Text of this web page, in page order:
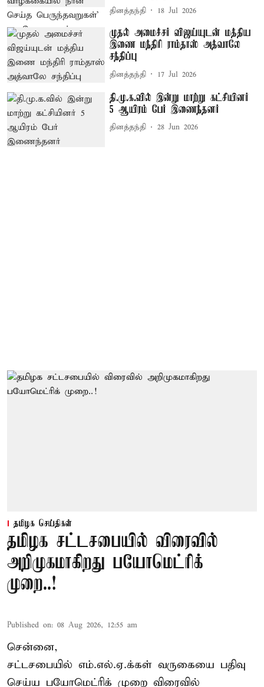
தினத்தந்தி 18 Jul 2026
முதல் அமைச்சர் விஜய்யுடன் மத்திய
இணை மந்திரி ராம்தாஸ் அத்வாலே
சந்திப்பு
தினத்தந்தி 17 Jul 2026
தி.மு.க.வில் இன்று மாற்று கட்சியினர்
5 ஆயிரம் பேர் இணைந்தனர்
தினத்தந்தி 28 Jun 2026
தமிழக செய்திகள்
தமிழக சட்டசபையில் விரைவில்
அறிமுகமாகிறது பயோமெட்ரிக்
முறை..!
Published on: 08 Aug 2026, 12:55 am
சென்னை,
சட்டசபையில் எம்.எல்.ஏ.க்கள் வருகையை பதிவு
செய்ய பயோமெட்ரிக் முறை விரைவில்